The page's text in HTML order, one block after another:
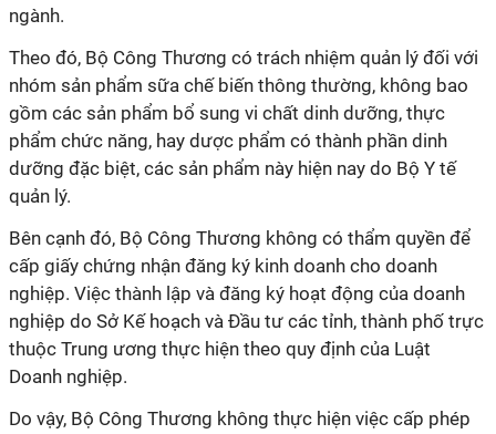
ngành.
Theo đó, Bộ Công Thương có trách nhiệm quản lý đối với
nhóm sản phẩm sữa chế biến thông thường, không bao
gồm các sản phẩm bổ sung vi chất dinh dưỡng, thực
phẩm chức năng, hay dược phẩm có thành phần dinh
dưỡng đặc biệt, các sản phẩm này hiện nay do Bộ Y tế
quản lý.
Bên cạnh đó, Bộ Công Thương không có thẩm quyền để
cấp giấy chứng nhận đăng ký kinh doanh cho doanh
nghiệp. Việc thành lập và đăng ký hoạt động của doanh
nghiệp do Sở Kế hoạch và Đầu tư các tỉnh, thành phố trực
thuộc Trung ương thực hiện theo quy định của Luật
Doanh nghiệp.
Do vậy, Bộ Công Thương không thực hiện việc cấp phép